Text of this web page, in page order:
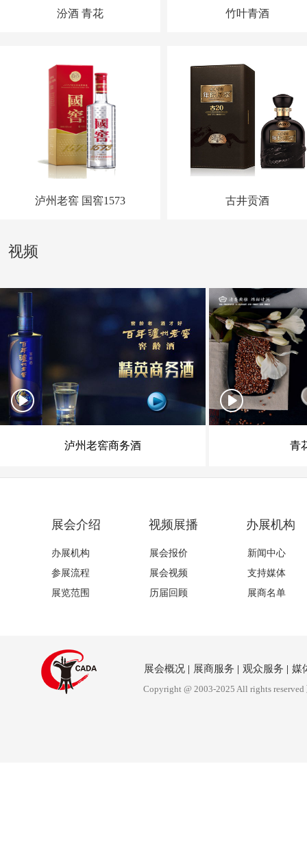
汾酒 青花 竹叶青酒
泸州老窖 国窖1573 古井贡酒
视频
泸州老窖商务酒 青
展会介绍 视频展播 办展机构
办展机构 展会报价
新闻中心
参展流程
展会视频
支持媒体
展览范围
历届回顾 展商名单
展会概况 | 展商服务 | 观众服务 | 媒
Copyright @ 2003-2025 All rights reserved